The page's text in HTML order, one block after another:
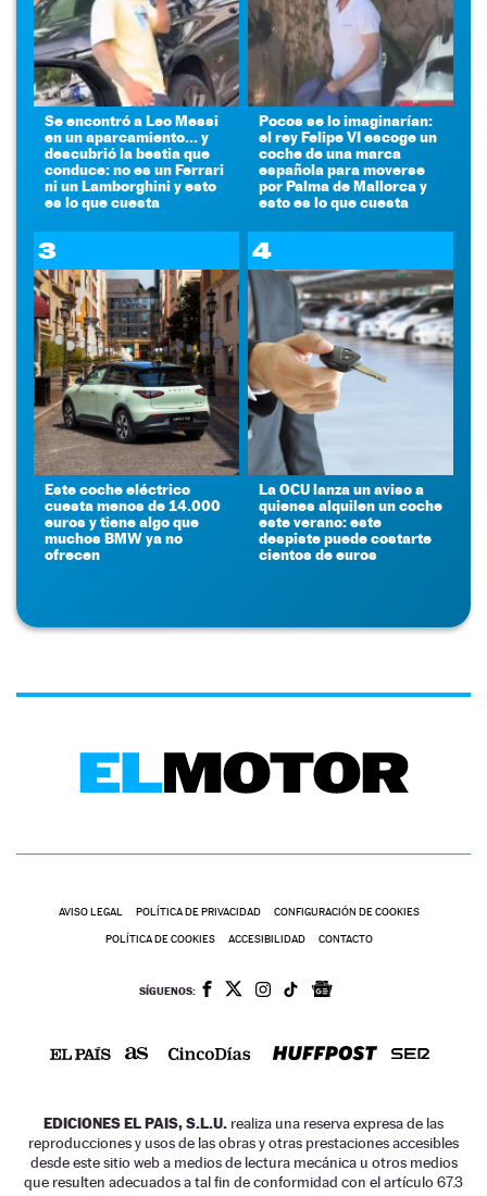
Se encontró a Leo Messi
en un aparcamiento... y
descubrió la bestia que
conduce: no es un Ferrari
ni un Lamborghini y esto
es lo que cuesta
Pocos se lo imaginarían:
el rey Felipe VI escoge un
coche de una marca
española para moverse
por Palma de Mallorca y
esto es lo que cuesta
3
Este coche eléctrico
cuesta menos de 14.000
euros y tiene algo que
muchos BMW ya no
ofrecen
4
La OCU lanza un aviso a
quienes alquilen un coche
este verano: este
despiste puede costarte
cientos de euros
AVISO LEGAL POLÍTICA DE PRIVACIDAD CONFIGURACIÓN DE COOKIES
POLÍTICA DE COOKIES ACCESIBILIDAD CONTACTO
SÍGUENOS:
EDICIONES EL PAIS, S.L.U. realiza una reserva expresa de las
reproducciones y usos de las obras y otras prestaciones accesibles
desde este sitio web a medios de lectura mecánica u otros medios
que resulten adecuados a tal fin de conformidad con el artículo 67.3